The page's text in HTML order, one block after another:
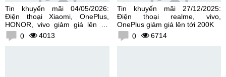
Tin khuyến mãi 04/05/2026:
Điện thoại Xiaomi, OnePlus,
HONOR, vivo giảm giá lên tới
300K0 4013
Tin khuyến mãi 27/12/2025:
Điện thoại realme, vivo,
OnePlus giảm giá lên tới 200K
0
6714